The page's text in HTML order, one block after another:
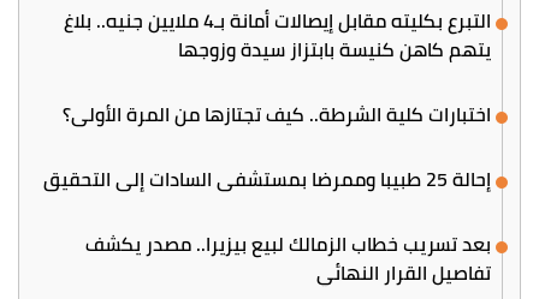
التبرع بكليته مقابل إيصالات أمانة بـ4 ملايين جنيه.. بلاغ
يتهم كاهن كنيسة بابتزاز سيدة وزوجها
اختبارات كلية الشرطة.. كيف تجتازها من المرة الأولى؟
إحالة 25 طبيبا وممرضا بمستشفى السادات إلى التحقيق
بعد تسريب خطاب الزمالك لبيع بيزيرا.. مصدر يكشف
تفاصيل القرار النهائي